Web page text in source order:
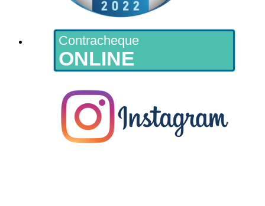
Contracheque
ONLINE